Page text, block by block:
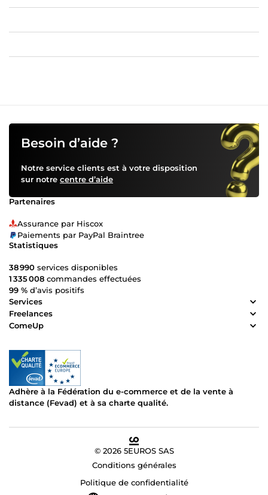
Besoin d’aide ?
Notre service clients est à votre disposition
sur notre centre d’aide
Partenaires
Assurance par Hiscox
Paiements par PayPal Braintree
Statistiques
38 990 services disponibles
1 335 008 commandes effectuées
99 % d’avis positifs
Services
Freelances
ComeUp
Adhère à la Fédération du e-commerce et de la vente à
distance (Fevad) et à sa charte qualité.
© 2026 5EUROS SAS
Conditions générales
Politique de confidentialité